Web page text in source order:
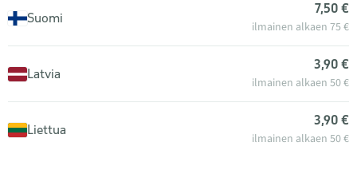
Suomi
7,50 €
ilmainen alkaen 75 €
Latvia
3,90 €
ilmainen alkaen 50 €
Liettua
3,90 €
ilmainen alkaen 50 €